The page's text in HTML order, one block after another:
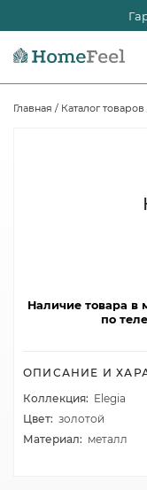
Главная / Каталог товаров
Наличие товара в
по
ОПИСАНИЕ И
Коллекция: Elegia
Цвет: золотой
Материал: металл